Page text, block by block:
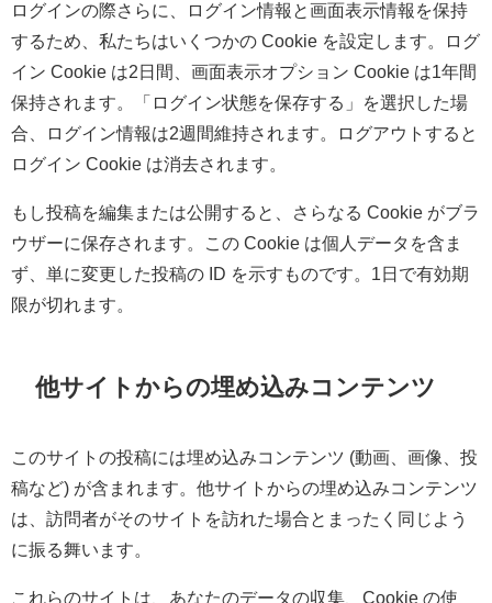
ログインの際さらに、ログイン情報と画面表示情報を保持
するため、私たちはいくつかの Cookie を設定します。ログ
イン Cookie は2日間、画面表示オプション Cookie は1年間
保持されます。「ログイン状態を保存する」を選択した場
合、ログイン情報は2週間維持されます。ログアウトすると
ログイン Cookie は消去されます。
もし投稿を編集または公開すると、さらなる Cookie がブラ
ウザーに保存されます。この Cookie は個人データを含ま
ず、単に変更した投稿の ID を示すものです。1日で有効期
限が切れます。
他サイトからの埋め込みコンテンツ
このサイトの投稿には埋め込みコンテンツ (動画、画像、投
稿など) が含まれます。他サイトからの埋め込みコンテンツ
は、訪問者がそのサイトを訪れた場合とまったく同じよう
に振る舞います。
これらのサイトは、あなたのデータの収集、Cookie の使